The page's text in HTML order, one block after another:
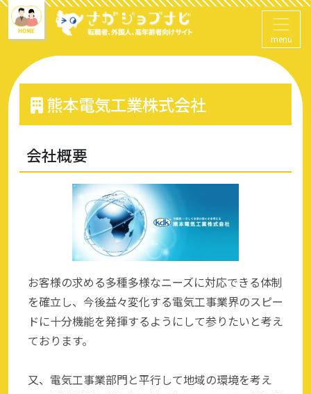
menu
熊本電気工業株式会社
会社概要
お客様の求める多種多様なニーズに対応できる体制
を確立し、今後益々変化する電気工事業界のスピー
ドに十分機能を発揮するようにして参りたいと考え
ております。
又、電気工事業部門と平行して地域の環境を考え